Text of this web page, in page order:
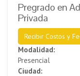
Pregrado en
Privada
Recibir Costos y
Modalidad:
Presencial
Ciudad: